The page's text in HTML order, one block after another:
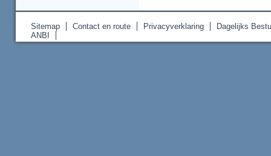
Sitemap Contact en route Privacyverklaring
Dagelijks
ANBI